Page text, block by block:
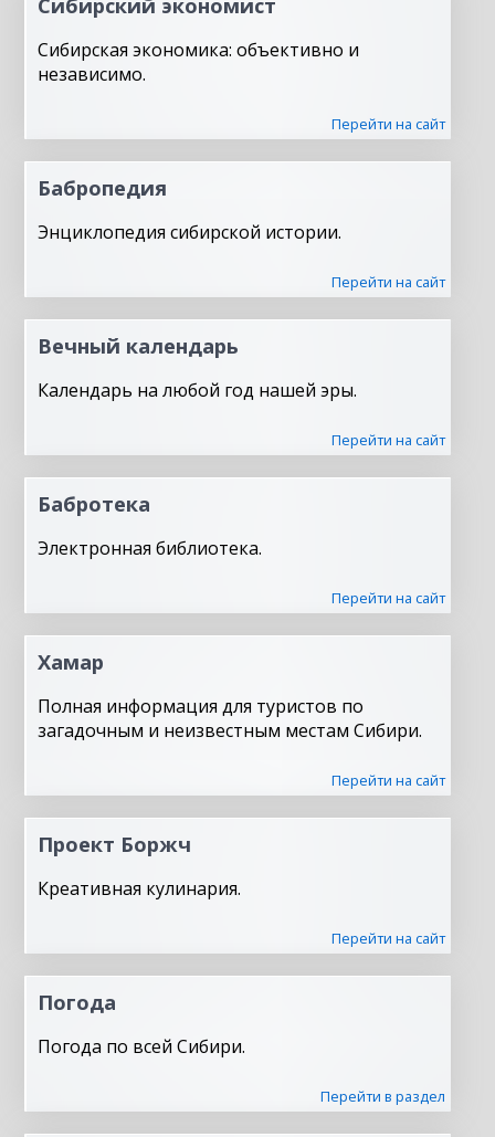
Сибирская экономика: объективно и
независимо.
Перейти на сайт
Бабропедия
Энциклопедия сибирской истории.
Перейти на сайт
Вечный календарь
Календарь на любой год нашей эры.
Перейти на сайт
Бабротека
Электронная библиотека.
Перейти на сайт
Хамар
Полная информация для туристов по
загадочным и неизвестным местам Сибири.
Перейти на сайт
Проект Боржч
Креативная кулинария.
Перейти на сайт
Погода
Погода по всей Сибири.
Перейти в раздел